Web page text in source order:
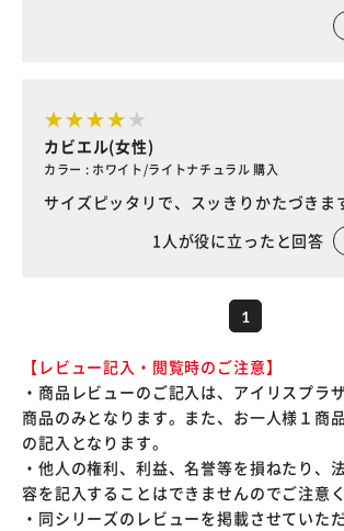
カビエル(女性)
カラー : ホワイト/ライトナチュラル 購入
サイズピッタリで、スッきりかたづきま
1人が役に立ったと回答
1
【レビュー記入・閲覧時のご注意】
・商品レビューのご記入は、アイリスプラ
商品のみとなります。また、お一人様１商
の記入となります。
・他人の権利、利益、名誉等を損ねたり、
容を記入することはできませんのでご注意く
・同シリーズのレビューを掲載させていた